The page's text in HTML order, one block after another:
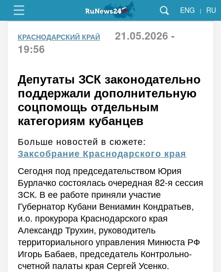
ENG | RU
КРАСНОДАРСКИЙ КРАЙ
21.05.2026 -
19:56
Депутаты ЗСК законодательно
поддержали дополнительную
соцпомощь отдельным
категориям кубанцев
Больше новостей в сюжете:
Заксобрание Краснодарского края
Сегодня под председательством Юрия
Бурлачко состоялась очередная 82-я сессия
ЗСК. В ее работе приняли участие
Губернатор Кубани Вениамин Кондратьев,
и.о. прокурора Краснодарского края
Александр Трухин, руководитель
территориального управления Минюста РФ
Игорь Бабаев, председатель Контрольно-
счетной палаты края Сергей Усенко.